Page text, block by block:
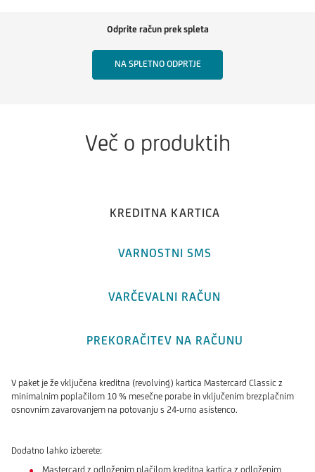
Odprite račun prek spleta
NA SPLETNO ODPRTJE
Več o produktih
KREDITNA KARTICA
VARNOSTNI SMS
VARČEVALNI RAČUN
PREKORAČITEV NA RAČUNU
V paket je že vključena kreditna (revolving) kartica Mastercard Classic z
minimalnim poplačilom 10 % mesečne porabe in vključenim brezplačnim
osnovnim zavarovanjem na potovanju s 24-urno asistenco.
Dodatno lahko izberete:
Mastercard z odloženim plačilom kreditna kartica z odloženim